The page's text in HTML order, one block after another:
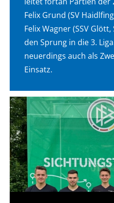
Felix Grund (SV
Felix Wagner (SSV
den Sprung in die 3.
neuerdings auch als
Einsatz.